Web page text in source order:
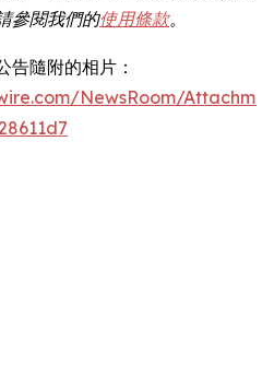
參閱我們的使用條款。
告隨附的相片：
NewsRoom/